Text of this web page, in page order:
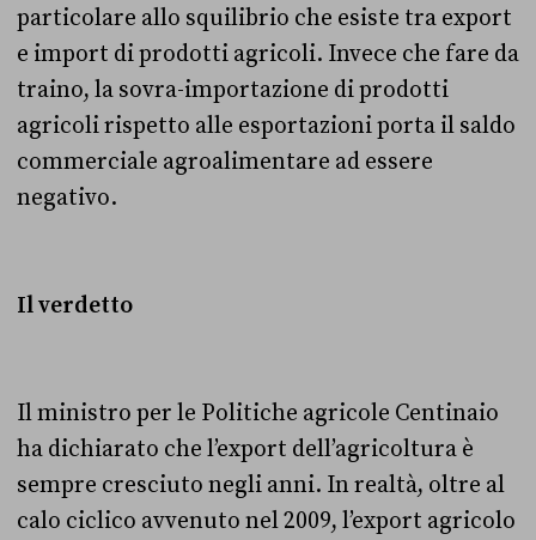
particolare allo squilibrio che esiste tra export
e import di prodotti agricoli. Invece che fare da
traino, la sovra-importazione di prodotti
agricoli rispetto alle esportazioni porta il saldo
commerciale agroalimentare ad essere
negativo.
Il verdetto
Il ministro per le Politiche agricole Centinaio
ha dichiarato che l’export dell’agricoltura è
sempre cresciuto negli anni. In realtà, oltre al
calo ciclico avvenuto nel 2009, l’export agricolo